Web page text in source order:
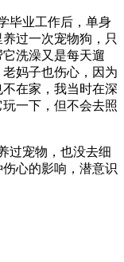
毕业工作后，单身
过一次宠物狗，只
洗澡又是每天遛
妈子也伤心，因为
在家，我当时在深
一下，但不会去照
过宠物，也没去细
心的影响，潜意识